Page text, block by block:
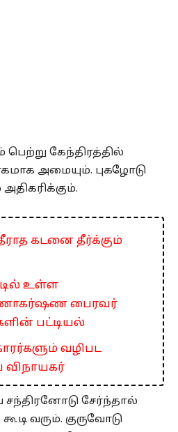
கேந்திரத்தில்
அமையும். புகழோடு
கடனை தீர்க்கும்
உள்ள
பைரவர்
பட்டியல்
வழிபட
சேர்ந்தால்
வரும். குருவோடு